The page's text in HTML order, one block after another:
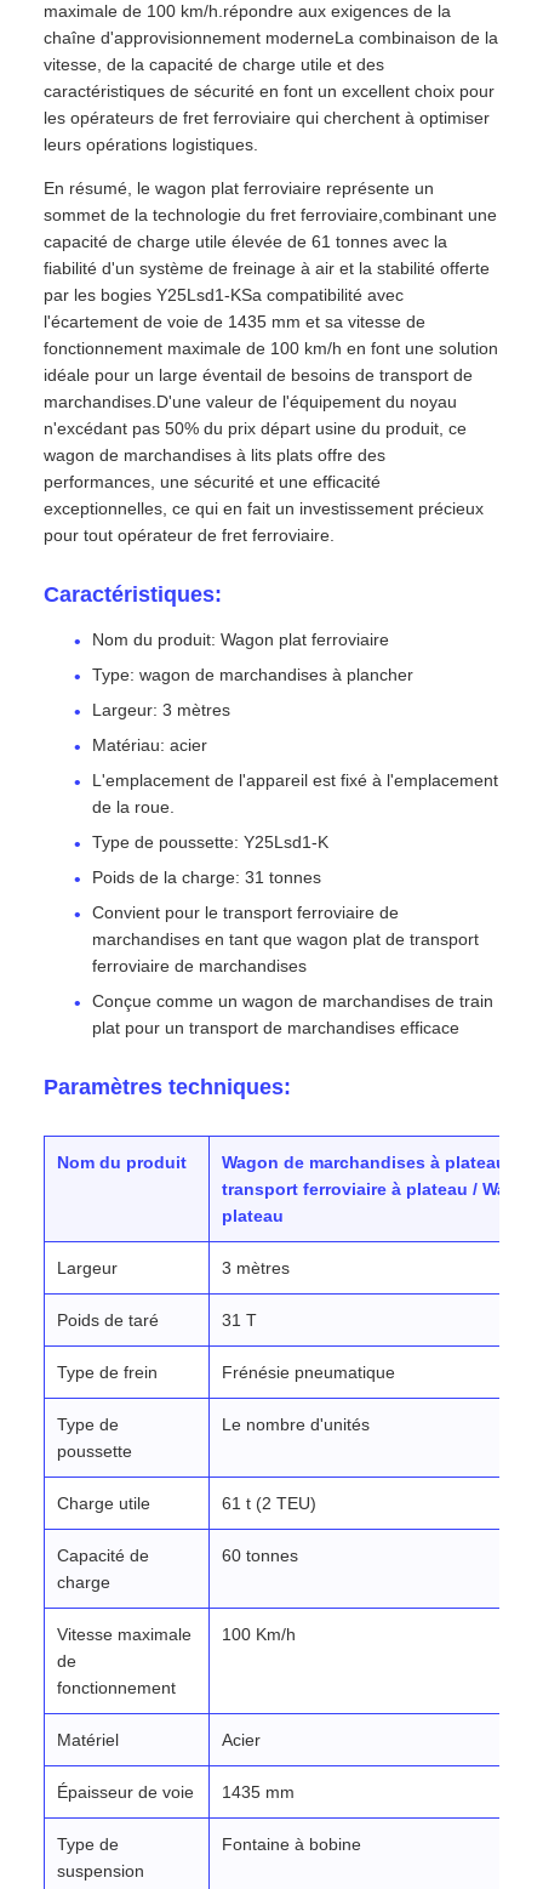
maximale de 100 km/h.répondre aux exigences de la
chaîne d'approvisionnement moderneLa combinaison de la
vitesse, de la capacité de charge utile et des
caractéristiques de sécurité en font un excellent choix pour
les opérateurs de fret ferroviaire qui cherchent à optimiser
leurs opérations logistiques.
En résumé, le wagon plat ferroviaire représente un
sommet de la technologie du fret ferroviaire,combinant une
capacité de charge utile élevée de 61 tonnes avec la
fiabilité d'un système de freinage à air et la stabilité offerte
par les bogies Y25Lsd1-KSa compatibilité avec
l'écartement de voie de 1435 mm et sa vitesse de
fonctionnement maximale de 100 km/h en font une solution
idéale pour un large éventail de besoins de transport de
marchandises.D'une valeur de l'équipement du noyau
n'excédant pas 50% du prix départ usine du produit, ce
wagon de marchandises à lits plats offre des
performances, une sécurité et une efficacité
exceptionnelles, ce qui en fait un investissement précieux
pour tout opérateur de fret ferroviaire.
Caractéristiques:
Nom du produit: Wagon plat ferroviaire
Type: wagon de marchandises à plancher
Largeur: 3 mètres
Matériau: acier
L'emplacement de l'appareil est fixé à l'emplacement
de la roue.
Type de poussette: Y25Lsd1-K
Poids de la charge: 31 tonnes
Convient pour le transport ferroviaire de
marchandises en tant que wagon plat de transport
ferroviaire de marchandises
Conçue comme un wagon de marchandises de train
plat pour un transport de marchandises efficace
Paramètres techniques:
Nom du produit
Wagon de marchandises à plateau
transport ferroviaire à plateau /
plateau
Largeur 3 mètres
Poids de taré 31 T
Type de frein Frénésie pneumatique
Type de
poussette
Le nombre d'unités
Charge utile 61 t (2 TEU)
Capacité de
charge
60 tonnes
Vitesse maximale
de
fonctionnement
100 Km/h
Matériel Acier
Épaisseur de voie 1435 mm
Type de
suspension
Fontaine à bobine